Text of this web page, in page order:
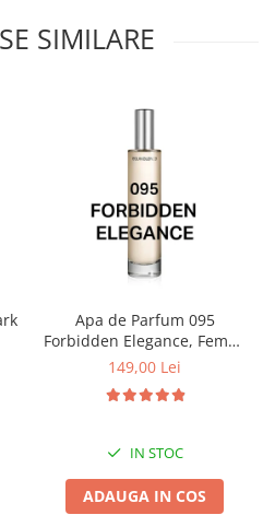
SIMILARE
Apa de Parfum 095
Forbidden Elegance, Femei,
100 ml, Equivalenza
149,00 Lei
IN STOC
ADAUGA IN COS